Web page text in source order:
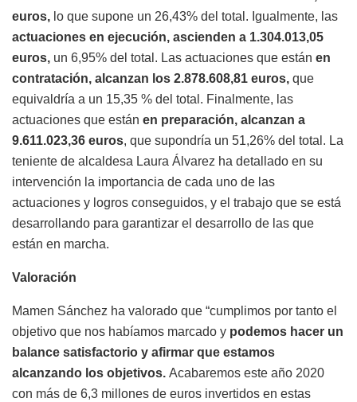
euros, lo que supone un 26,43% del total. Igualmente, las
actuaciones en ejecución, ascienden a 1.304.013,05
euros, un 6,95% del total. Las actuaciones que están en
contratación, alcanzan los 2.878.608,81 euros, que
equivaldría a un 15,35 % del total. Finalmente, las
actuaciones que están en preparación, alcanzan a
9.611.023,36 euros, que supondría un 51,26% del total. La
teniente de alcaldesa Laura Álvarez ha detallado en su
intervención la importancia de cada uno de las
actuaciones y logros conseguidos, y el trabajo que se está
desarrollando para garantizar el desarrollo de las que
están en marcha.
Valoración
Mamen Sánchez ha valorado que “cumplimos por tanto el
objetivo que nos habíamos marcado y podemos hacer un
balance satisfactorio y afirmar que estamos
alcanzando los objetivos. Acabaremos este año 2020
con más de 6,3 millones de euros invertidos en estas